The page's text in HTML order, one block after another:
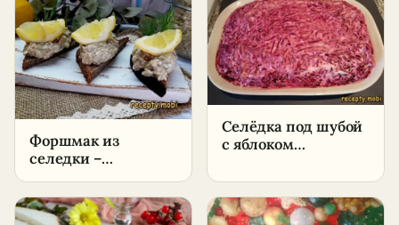
Форшмак из
селедки –
пошаговый рецепт
Селёдка под шубой
с яблоком
пошаговый рецепт
в домашних
условиях